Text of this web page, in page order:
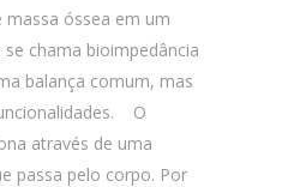
massa óssea em um
se chama bioimpedância
balança comum, mas
O
através de uma
passa pelo corpo. Por